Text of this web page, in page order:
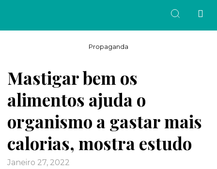
Propaganda
Mastigar bem os
alimentos ajuda o
organismo a gastar mais
calorias, mostra estudo
janeiro 27, 2022